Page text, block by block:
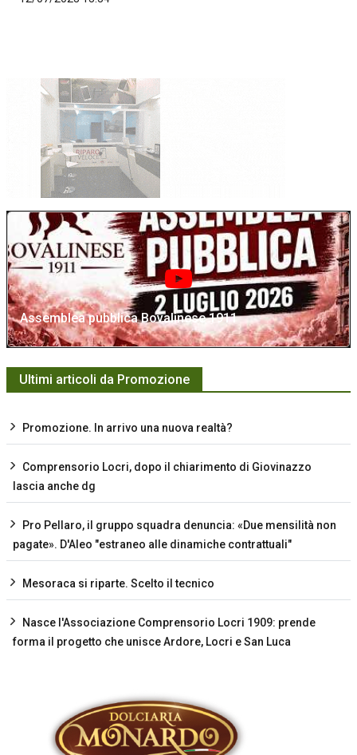
Assemblea pubblica Bovalinese 1911
Ultimi articoli da Promozione
Promozione. In arrivo una nuova realtà?
Comprensorio Locri, dopo il chiarimento di Giovinazzo
lascia anche dg
Pro Pellaro, il gruppo squadra denuncia: «Due mensilità non
pagate». D'Aleo "estraneo alle dinamiche contrattuali"
Mesoraca si riparte. Scelto il tecnico
Nasce l'Associazione Comprensorio Locri 1909: prende
forma il progetto che unisce Ardore, Locri e San Luca